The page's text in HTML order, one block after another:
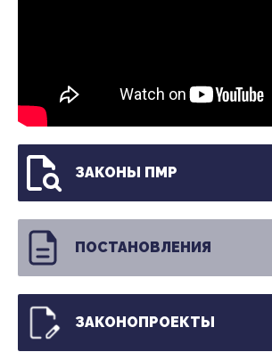
ЗАКОНЫ ПМР
ПОСТАНОВЛЕНИЯ
ЗАКОНОПРОЕКТЫ